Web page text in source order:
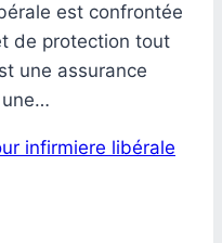
est confrontée
de protection tout
une assurance
une…
infirmiere libérale